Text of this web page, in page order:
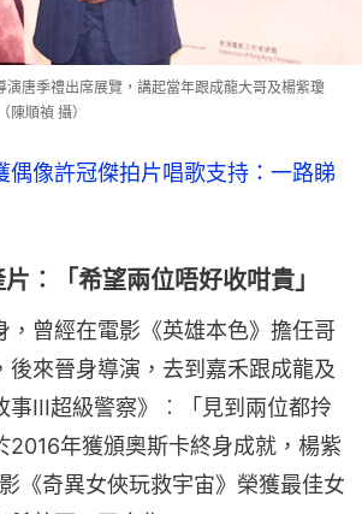
演唐季禮出席展覽，講起當年跟成龍大哥及楊紫瓊
陳順禎 攝）
偶像許冠傑拍片唱歌支持：一路睇
︰「希望兩位唔好收咁貴」
，曾經在電影《英雄本色》擔任哥
後來晉身導演，去到嘉禾跟成龍及
事III超級警察》︰「見到兩位都拎
2016年獲頒奧斯卡終身成就，楊紫
《奇異女俠玩救宇宙》榮獲最佳女